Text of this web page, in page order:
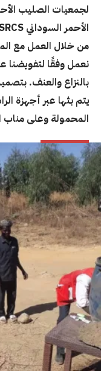
من خلال العمل مع
نعمل وفقًا لتفويضنا
بالنزاع والعنف.
يتم بثها عبر أجهزة
المحمولة وعلى مناب